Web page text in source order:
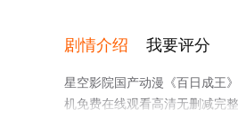
剧情介绍 我要评分
星空影院国产动漫《百日成王
机免费在线观看高清无删减完